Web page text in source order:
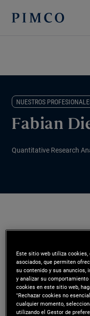
NUESTROS
Fabian
Quantitative Research
Mr. Dienemann is
institutional
office. He
and account
and Munich
Este sitio web utiliza cookies,
asociados, que permiten
su contenido y sus anuncios,
y analizar su
cookies en este sitio web,
"Rechazar cookies no
cualquier momento,
utilizando el Gestor de